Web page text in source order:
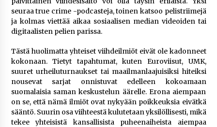
seuraa true crime -podcasteja, toinen katsoo pelistriimejä
ja kolmas viettää aikaa sosiaalisen median videoiden tai
digitaalisten pelien parissa.
Tästä huolimatta yhteiset viihdeilmiöt eivät ole kadonneet
kokonaan. Tietyt tapahtumat, kuten Euroviisut, UMK,
suuret urheiluturnaukset tai maailmanlaajuisiksi hiteiksi
nousevat sarjat onnistuvat edelleen kokoamaan
suomalaisia saman keskustelun äärelle. Erona aiempaan
on se, että nämä ilmiöt ovat nykyään poikkeuksia eivätkä
sääntö. Suurin osa viihteestä kulutetaan yksilöllisesti, mikä
tekee yhteisistä kansallisista puheenaiheista aiempaa